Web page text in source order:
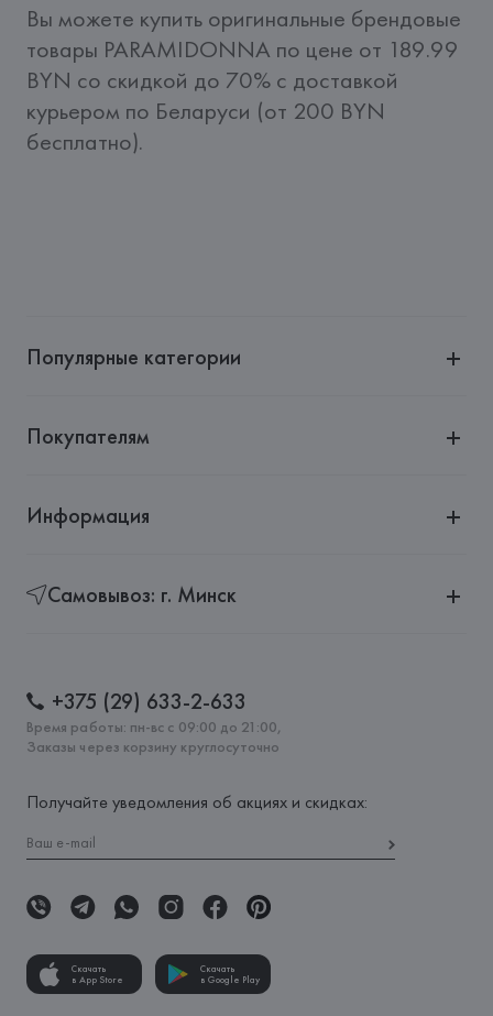
Вы можете купить оригинальные брендовые
товары PARAMIDONNA по цене от 189.99
BYN со скидкой до 70% c доставкой
курьером по Беларуси (от 200 BYN
бесплатно).
Популярные категории
Покупателям
Информация
Самовывоз: г. Минск
+375 (29) 633-2-633
Время работы: пн-вс с 09:00 до 21:00,
Заказы через корзину круглосуточно
Получайте уведомления об акциях и скидках:
Скачать
в App Store
Скачать
в Google Play